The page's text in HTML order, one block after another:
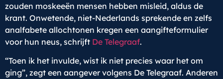
zouden moskeeën mensen hebben misleid, aldus de
krant. Onwetende, niet-Nederlands sprekende en zelfs
analfabete allochtonen kregen een aangifteformulier
voor hun neus, schrijft De Telegraaf.
“Toen ik het invulde, wist ik niet precies waar het om
ging”, zegt een aangever volgens De Telegraaf. Anderen